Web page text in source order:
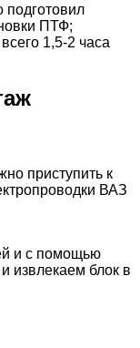
подготовил
ПТФ;
1,5-2 часа
приступить к
ВАЗ
и с помощью
извлекаем блок в